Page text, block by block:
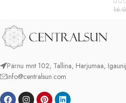
Pärnu mnt 102, Tallina, Harjumaa,
info@centralsun.com